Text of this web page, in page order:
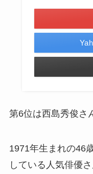
第6位は西島秀俊さ
1971年生まれの46
している人気俳優さ